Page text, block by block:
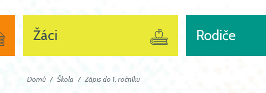
Žáci Rodiče
Domů Škola Zápis do 1. ročníku